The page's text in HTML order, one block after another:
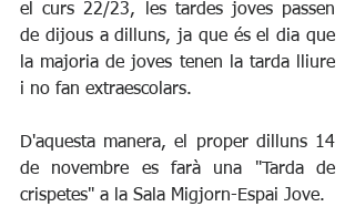
el curs 22/23, les tardes joves passen
de dijous a dilluns, ja que és el dia que
la majoria de joves tenen la tarda lliure
i no fan extraescolars.
D'aquesta manera, el proper dilluns 14
de novembre es farà una "Tarda de
crispetes" a la Sala Migjorn-Espai Jove.